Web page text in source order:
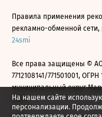
На нашем сайте
персонализации.
Правила применения
рекламно-обменной
24smi
Все права защищены ©
7712108141/771501001, ОГРН
муниципальный округ
2026